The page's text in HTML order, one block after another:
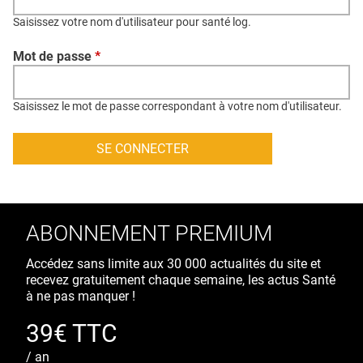
CONTACT
CRÉDITS
Saisissez votre nom d'utilisateur pour santé log.
Mot de passe *
Saisissez le mot de passe correspondant à votre nom d'utilisateur.
ABONNEMENT PREMIUM
Accédez sans limite aux 30 000 actualités du site et
recevez gratuitement chaque semaine, les actus Santé
à ne pas manquer !
39€ TTC
/ an